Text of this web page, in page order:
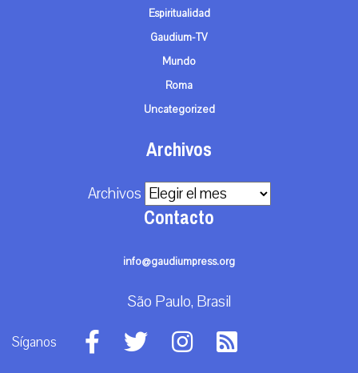
Espiritualidad
Gaudium-TV
Mundo
Roma
Uncategorized
Archivos
Archivos
Contacto
info@gaudiumpress.org
São Paulo, Brasil
Síganos